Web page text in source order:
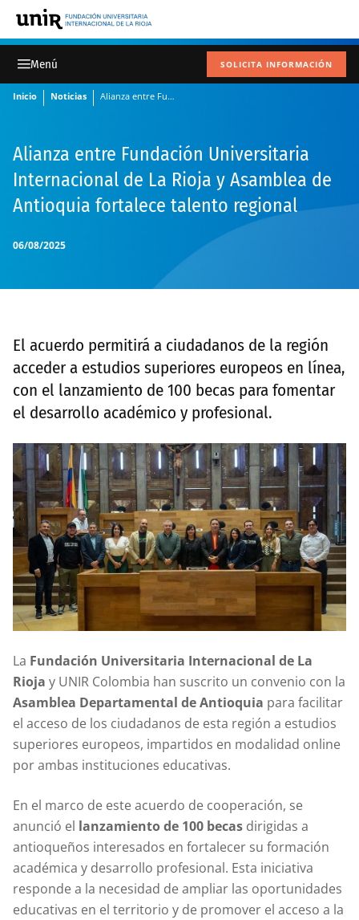
SOLICITA INFORMACIÓN
Inicio Noticias Alianza entre Fundación Universitaria Internacional de La Rioja y Asamblea de Antioquia fortalece talento regional
06/08/2025
Alianza entre Fundación Universitaria
Internacional de La Rioja y Asamblea de
Antioquia fortalece talento regional
El acuerdo permitirá a ciudadanos de la región
acceder a estudios superiores europeos en línea,
con el lanzamiento de 100 becas para fomentar
el desarrollo académico y profesional.
La Fundación Universitaria Internacional de La
Rioja y UNIR Colombia han suscrito un convenio con la
Asamblea Departamental de Antioquia para facilitar
el acceso de los ciudadanos de esta región a estudios
superiores europeos, impartidos en modalidad online
por ambas instituciones educativas.
En el marco de este acuerdo de cooperación, se
anunció el lanzamiento de 100 becas dirigidas a
antioqueños interesados en fortalecer su formación
académica y desarrollo profesional. Esta iniciativa
responde a la necesidad de ampliar las oportunidades
educativas en el territorio y de promover el acceso a la